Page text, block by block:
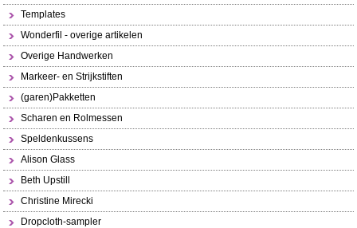
Templates
Wonderfil - overige artikelen
Overige Handwerken
Markeer- en Strijkstiften
(garen)Pakketten
Scharen en Rolmessen
Speldenkussens
Alison Glass
Beth Upstill
Christine Mirecki
Dropcloth-sampler